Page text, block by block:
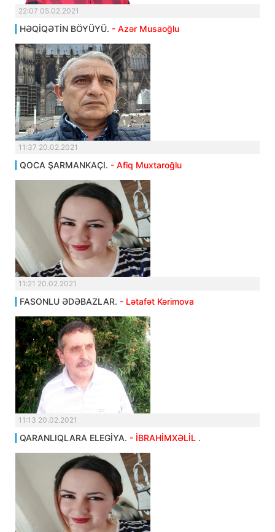
22:07 05.02.2021
HƏQİQƏTİN BÖYÜYÜ. - Azər Musaoğlu
11:37 20.02.2021
QOCA ŞARMANKAÇI. - Afiq Muxtaroğlu
11:21 20.02.2021
FASONLU ƏDƏBAZLAR. - Lətafət Kərimova
11:13 20.02.2021
QARANLIQLARA ELEGİYA. - İBRAHİMXƏLİL .